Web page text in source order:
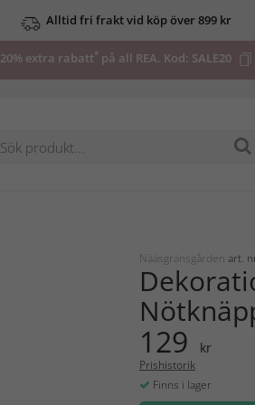
Alltid fri frakt vid köp över 899 kr
20% extra rabatt*på all REA. Kod: SALE20
Nääsgränsgården art.
129 kr
Prishistorik
Finns i lager